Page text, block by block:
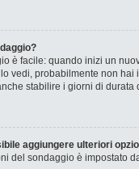
è facile: quando inizi un
vedi, probabilmente non hai
stabilire i giorni di durata
aggiungere ulteriori
del sondaggio è impostato